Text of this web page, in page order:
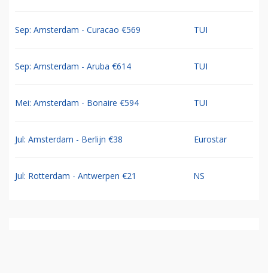
Sep: Amsterdam - Curacao €569 TUI
Sep: Amsterdam - Aruba €614 TUI
Mei: Amsterdam - Bonaire €594 TUI
Jul: Amsterdam - Berlijn €38 Eurostar
Jul: Rotterdam - Antwerpen €21 NS